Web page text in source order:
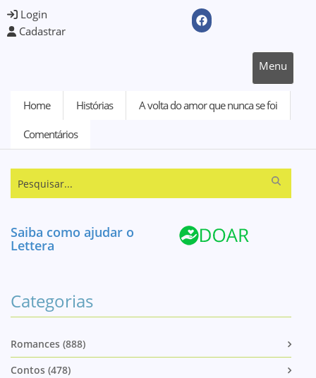
Login
Cadastrar
Menu
Home Histórias A volta do amor que nunca se foi
Comentários
Saiba como ajudar o
Lettera
Categorias
Romances (888)
Contos (478)